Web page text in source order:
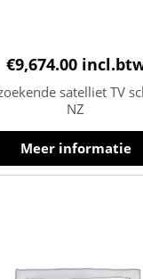
€9,674.00
satelliet TV
NZ
Meer informatie